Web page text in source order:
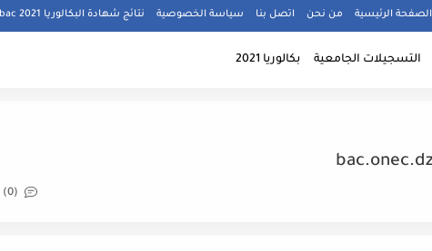
الصفحة الرئيسية من نحن اتصل بنا سياسة الخصوصية نتائج شهادة البكالوريا 2021 résultats bac
التسجيلات الجامعية بكالوريا 2021
(0)